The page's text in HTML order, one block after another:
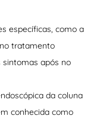
específicas, como a
tratamento
após no
da coluna
conhecida como